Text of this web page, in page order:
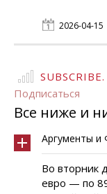
2026-04-15
Подписаться
Все ниже и
Аргументы и
Во вторник
евро — по